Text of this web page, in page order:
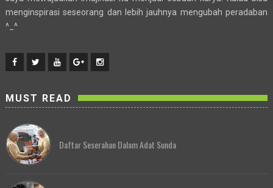
menginspirasi seseorang dan lebih jauhnya mengubah peradaban
^_^
MUST READ
Daftar Seserahan Dalam Adat Sunda